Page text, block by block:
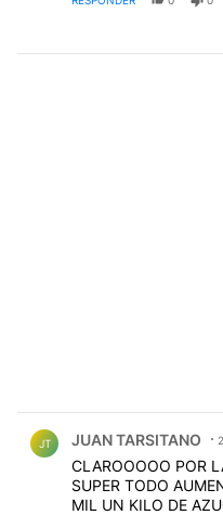
JT JUAN TARSITANO
CLAROOOOO POR
SUPER TODO
MIL UN KILO DE